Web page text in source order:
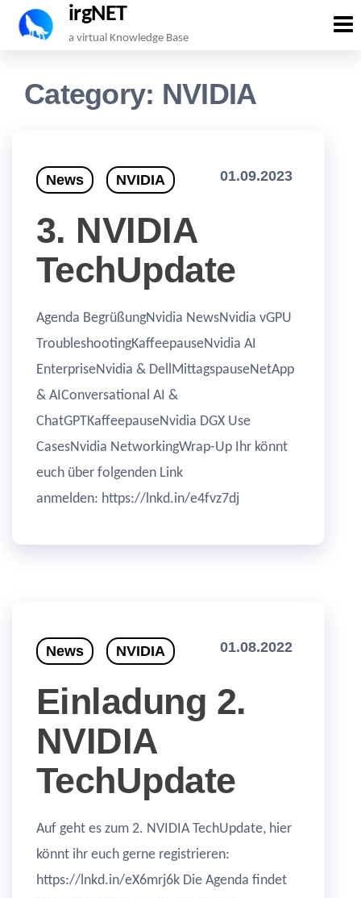
Skip
content
irgNET
a virtual Knowledge Base
Category: NVIDIA
News NVIDIA 01.09.2023
3. NVIDIA
TechUpdate
Agenda BegrüßungNvidia NewsNvidia vGPU
TroubleshootingKaffeepauseNvidia AI
EnterpriseNvidia & DellMittagspauseNetApp
& AIConversational AI &
ChatGPTKaffeepauseNvidia DGX Use
CasesNvidia NetworkingWrap-Up Ihr könnt
euch über folgenden Link
anmelden: https://lnkd.in/e4fvz7dj
News NVIDIA 01.08.2022
Einladung 2.
NVIDIA
TechUpdate
Auf geht es zum 2. NVIDIA TechUpdate, hier
könnt ihr euch gerne registrieren:
https://lnkd.in/eX6mrj6k Die Agenda findet